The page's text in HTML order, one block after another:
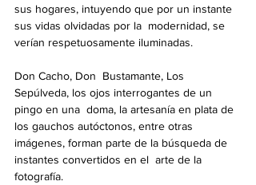
sus hogares, intuyendo que por un instante
sus vidas olvidadas por la  modernidad, se
verían respetuosamente iluminadas.
Don Cacho, Don  Bustamante, Los
Sepúlveda, los ojos interrogantes de un
pingo en una  doma, la artesanía en plata de
los gauchos autóctonos, entre otras
imágenes, forman parte de la búsqueda de
instantes convertidos en el  arte de la
fotografía.